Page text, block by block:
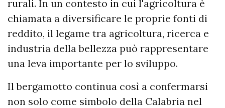
rurali. In un contesto in cui l'agricoltura è
chiamata a diversificare le proprie fonti di
reddito, il legame tra agricoltura, ricerca e
industria della bellezza può rappresentare
una leva importante per lo sviluppo.
Il bergamotto continua così a confermarsi
non solo come simbolo della Calabria nel